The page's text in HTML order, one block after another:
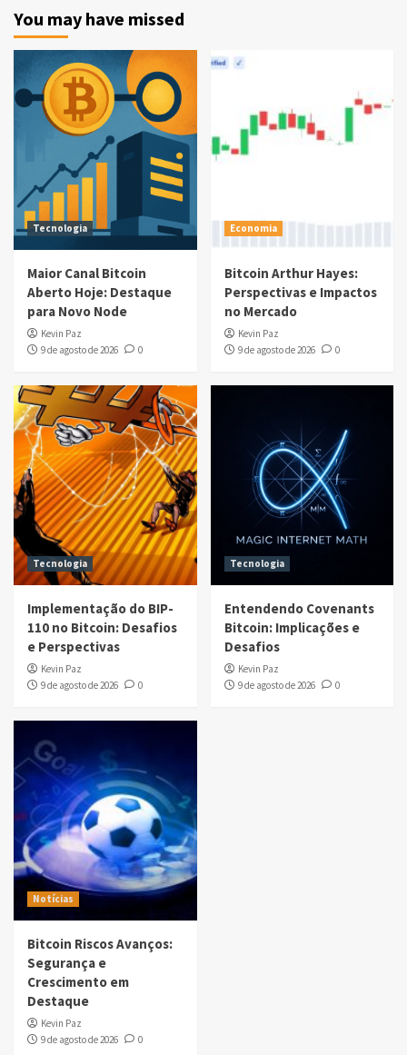
You may have missed
Tecnologia
Maior Canal Bitcoin
Aberto Hoje: Destaque
para Novo Node
Kevin Paz
9 de agosto de 2026
0
Economia
Bitcoin Arthur Hayes:
Perspectivas e Impactos
no Mercado
Kevin Paz
9 de agosto de 2026
0
Tecnologia
Implementação do BIP-
110 no Bitcoin: Desafios
e Perspectivas
Kevin Paz
9 de agosto de 2026
0
Tecnologia
Entendendo Covenants
Bitcoin: Implicações e
Desafios
Kevin Paz
9 de agosto de 2026
0
Notícias
Bitcoin Riscos Avanços:
Segurança e
Crescimento em
Destaque
Kevin Paz
9 de agosto de 2026
0